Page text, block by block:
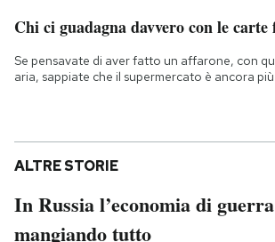
Chi ci guadagna davvero con le carte
Se pensavate di aver fatto un affarone, con
aria, sappiate che il supermercato è ancora
ALTRE STORIE
In Russia l’economia di
mangiando tutto